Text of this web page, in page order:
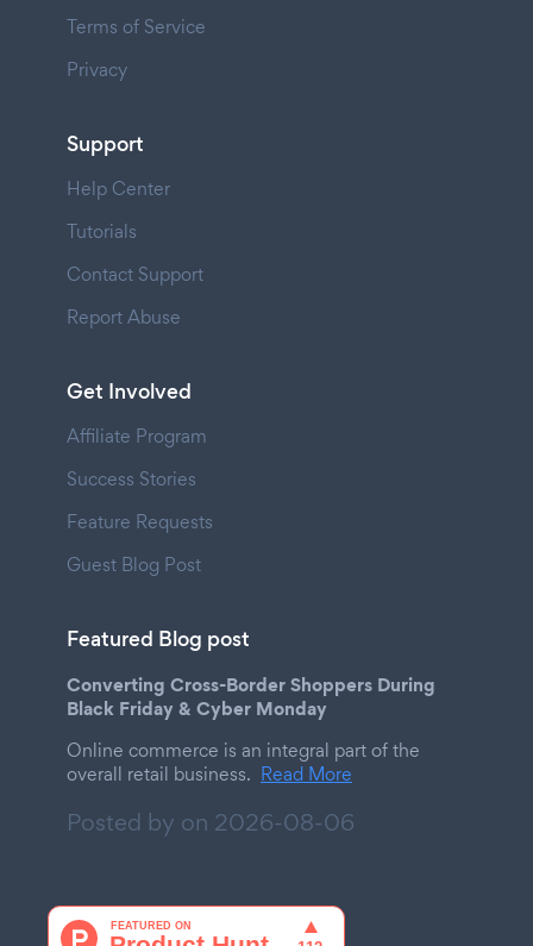
Terms of Service
Privacy
Support
Help Center
Tutorials
Contact Support
Report Abuse
Get Involved
Affiliate Program
Success Stories
Feature Requests
Guest Blog Post
Featured Blog post
Converting Cross-Border Shoppers During
Black Friday & Cyber Monday
Online commerce is an integral part of the
overall retail business. Read More
Posted by on 2026-08-06